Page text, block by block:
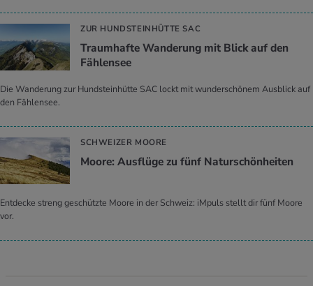
ZUR HUNDSTEINHÜTTE SAC
Traumhafte Wanderung mit Blick auf den
Fählensee
Die Wanderung zur Hundsteinhütte SAC lockt mit wunderschönem Ausblick auf
den Fählensee.
SCHWEIZER MOORE
Moore: Ausflüge zu fünf Naturschönheiten
Entdecke streng geschützte Moore in der Schweiz: iMpuls stellt dir fünf Moore
vor.